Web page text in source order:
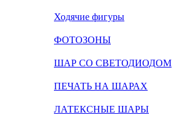
Ходячие фигуры
ФОТОЗОНЫ
ШАР СО СВЕТОДИОДОМ
ПЕЧАТЬ НА ШАРАХ
ЛАТЕКСНЫЕ ШАРЫ